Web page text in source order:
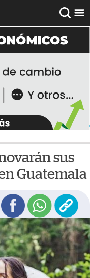
sus
Guatemala